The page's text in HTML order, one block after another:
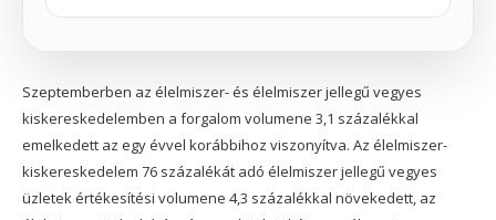
Szeptemberben az élelmiszer- és élelmiszer jellegű vegyes
kiskereskedelemben a forgalom volumene 3,1 százalékkal
emelkedett az egy évvel korábbihoz viszonyítva. Az élelmiszer-
kiskereskedelem 76 százalékát adó élelmiszer jellegű vegyes
üzletek értékesítési volumene 4,3 százalékkal növekedett, az